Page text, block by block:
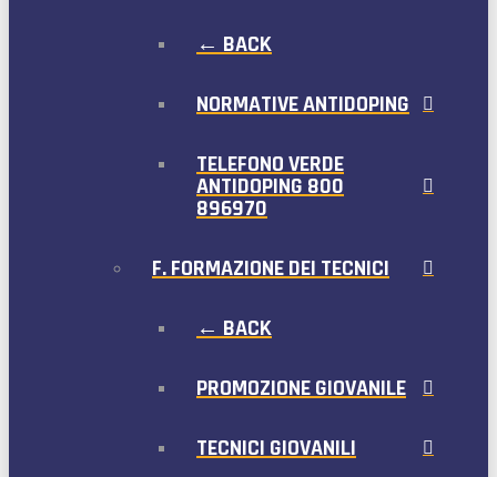
← BACK
NORMATIVE ANTIDOPING
TELEFONO VERDE
ANTIDOPING 800
896970
F. FORMAZIONE DEI TECNICI
← BACK
PROMOZIONE GIOVANILE
TECNICI GIOVANILI